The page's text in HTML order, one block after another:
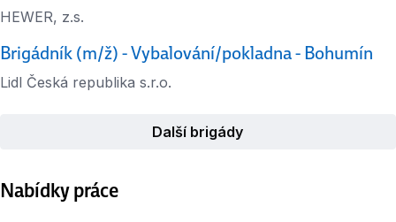
HEWER, z.s.
Brigádník (m/ž) - Vybalování/pokladna - Bohumín
Lidl Česká republika s.r.o.
Další brigády
Nabídky práce